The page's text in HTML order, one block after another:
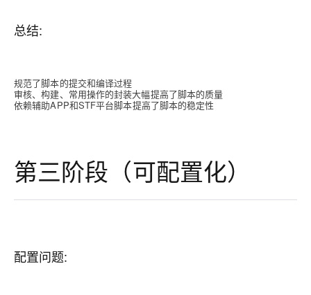
总结:
规范了脚本的提交和编译过程
审核、构建、常用操作的封装大幅提高了脚本的质量
依赖辅助APP和STF平台脚本提高了脚本的稳定性
第三阶段（可配置化）
配置问题: